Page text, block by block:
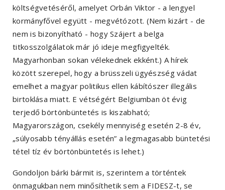
költségvetéséről, amelyet Orbán Viktor - a lengyel
kormányfővel együtt - megvétózott. (Nem kizárt - de
nem is bizonyítható - hogy Szájert a belga
titkosszolgálatok már jó ideje megfigyelték.
Magyarhonban sokan vélekednek ekként.) A hírek
között szerepel, hogy a brüsszeli ügyészség vádat
emelhet a magyar politikus ellen kábítószer illegális
birtoklása miatt. E vétségért Belgiumban öt évig
terjedő börtönbüntetés is kiszabható;
Magyarországon, csekély mennyiség esetén 2-8 év,
„súlyosabb tényállás esetén” a legmagasabb büntetési
tétel tíz év börtönbüntetés is lehet.)
Gondoljon bárki bármit is, szerintem a történtek
önmagukban nem minősíthetik sem a FIDESZ-t, se